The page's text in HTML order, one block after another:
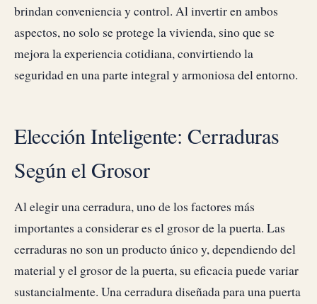
brindan conveniencia y control. Al invertir en ambos
aspectos, no solo se protege la vivienda, sino que se
mejora la experiencia cotidiana, convirtiendo la
seguridad en una parte integral y armoniosa del entorno.
Elección Inteligente: Cerraduras
Según el Grosor
Al elegir una cerradura, uno de los factores más
importantes a considerar es el grosor de la puerta. Las
cerraduras no son un producto único y, dependiendo del
material y el grosor de la puerta, su eficacia puede variar
sustancialmente. Una cerradura diseñada para una puerta